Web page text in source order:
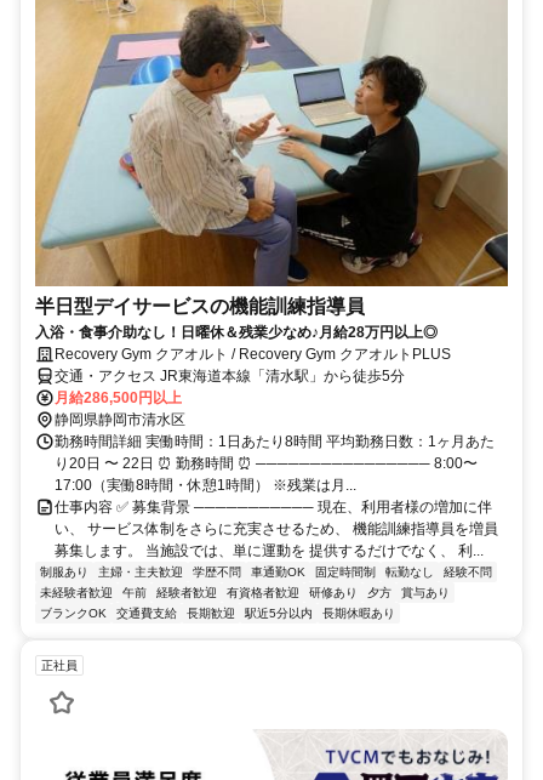
半日型デイサービスの機能訓練指導員
入浴・食事介助なし！日曜休＆残業少なめ♪月給28万円以上◎
Recovery Gym クアオルト / Recovery Gym クアオルトPLUS
交通・アクセス JR東海道本線「清水駅」から徒歩5分
月給286,500円以上
静岡県静岡市清水区
勤務時間詳細 実働時間：1日あたり8時間 平均勤務日数：1ヶ月あた
り20日 〜 22日 ⏰ 勤務時間 ⏰ ──────────────── 8:00〜
17:00（実働8時間・休憩1時間） ※残業は月...
仕事内容 ✅ 募集背景 ─────────── 現在、利用者様の増加に伴
い、 サービス体制をさらに充実させるため、 機能訓練指導員を増員
募集します。 当施設では、単に運動を 提供するだけでなく、 利...
制服あり 主婦・主夫歓迎 学歴不問 車通勤OK 固定時間制 転勤なし
経験不問
未経験者歓迎
午前 経験者歓迎 有資格者歓迎 研修あり 夕方
賞与あり
ブランクOK
交通費支給 長期歓迎 駅近5分以内 長期休暇あり
正社員